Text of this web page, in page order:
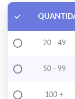
20 - 49
50 - 99
100 +